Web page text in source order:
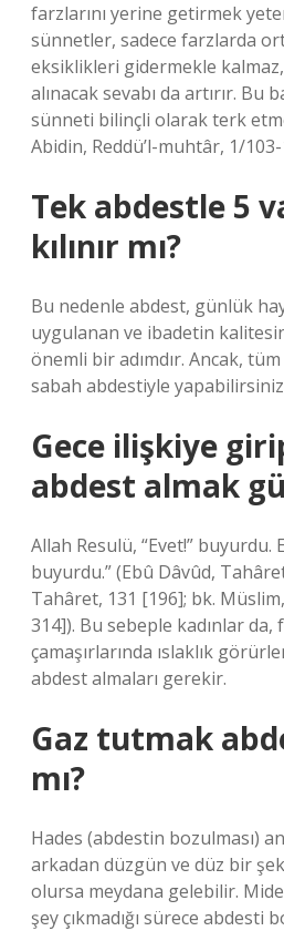
farzlarını yerine getirmek
sünnetler, sadece farzlarda
eksiklikleri gidermekle kalmaz,
alınacak sevabı da artırır. Bu
sünneti bilinçli olarak terk
Abidin, Reddü’l-muhtâr, 1/103-
Tek abdestle 5
kılınır mı?
Bu nedenle abdest, günlük
uygulanan ve ibadetin
önemli bir adımdır. Ancak,
sabah abdestiyle
Gece ilişkiye
abdest almak
Allah Resulü, “Evet!” buyurdu.
buyurdu.” (Ebû Dâvûd,
Tahâret, 131 [196]; bk.
314]). Bu sebeple kadınlar da,
çamaşırlarında ıslaklık
abdest almaları gerekir.
Gaz tutmak
mı?
Hades (abdestin bozulması)
arkadan düzgün ve düz bir
olursa meydana gelebilir.
şey çıkmadığı sürece abdesti